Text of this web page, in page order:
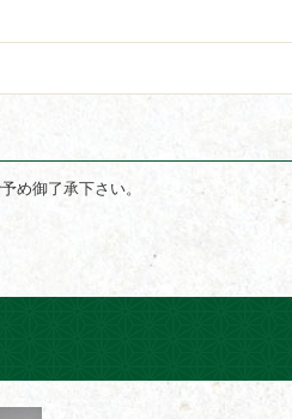
め御了承下さい。